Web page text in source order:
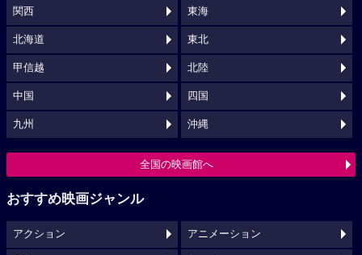
関西 東海
北海道 東北
甲信越 北陸
中国 四国
九州 沖縄
全国の映画館へ
おすすめ映画ジャンル
アクション アニメーション